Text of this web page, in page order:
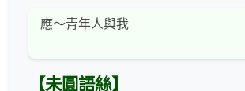
應～青年人與我
【未圓語絲】